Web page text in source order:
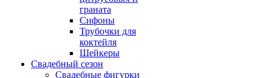
граната
Сифоны
Трубочки для
коктейля
Шейкеры
Свадебный сезон
Свадебные фигурки